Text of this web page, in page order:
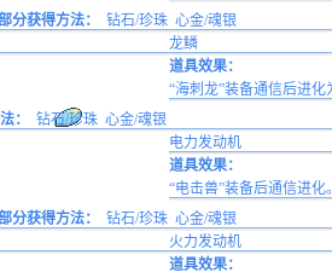
分获得方法：
钻石/珍珠 心金/魂银
龙鳞
道具效果：
“海刺龙”装备通信后进化
：
钻石/珍珠 心金/魂银
电力发动机
道具效果：
“电击兽”装备后通信进化
分获得方法：
钻石/珍珠 心金/魂银
火力发动机
道具效果：